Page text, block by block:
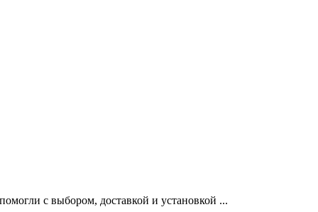
с выбором, доставкой и установкой ...